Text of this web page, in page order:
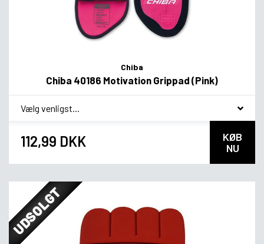
Chiba
Chiba 40186 Motivation Grippad (Pink)
* smag
112,99 DKK
KØB
NU
UDSOLGT